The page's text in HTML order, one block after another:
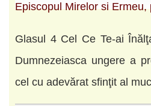
Episcopul Mirelor si Ermeu,
Glasul 4 Cel Ce Te-ai
Dumnezeiasca ungere a
cel cu adevărat sfinţit al